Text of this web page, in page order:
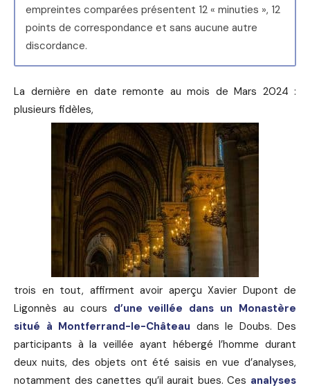
empreintes comparées présentent 12 « minuties », 12
points de correspondance et sans aucune autre
discordance.
La dernière en date remonte au mois de Mars 2024 :
plusieurs fidèles,
trois en tout, affirment avoir aperçu Xavier Dupont de
Ligonnès au cours d’une veillée dans un Monastère
situé à Montferrand-le-Château dans le Doubs. Des
participants à la veillée ayant hébergé l’homme durant
deux nuits, des objets ont été saisis en vue d’analyses,
notamment des canettes qu’il aurait bues. Ces analyses